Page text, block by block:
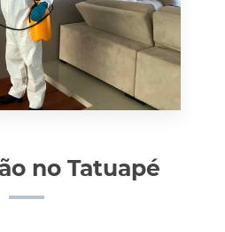
no Tatuapé